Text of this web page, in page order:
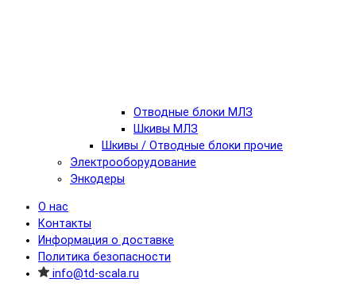
Отводные блоки МЛЗ
Шкивы МЛЗ
Шкивы / Отводные блоки прочие
Электрооборудование
Энкодеры
О нас
Контакты
Информация о доставке
Политика безопасности
info@td-scala.ru